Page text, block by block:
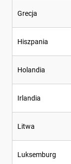
Grecja
Hiszpania
Holandia
Irlandia
Litwa
Luksemburg